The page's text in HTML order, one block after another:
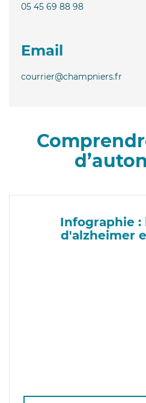
05 45 69 88 98
Email
courrier@champniers.fr
Infographie :
d'alzheimer